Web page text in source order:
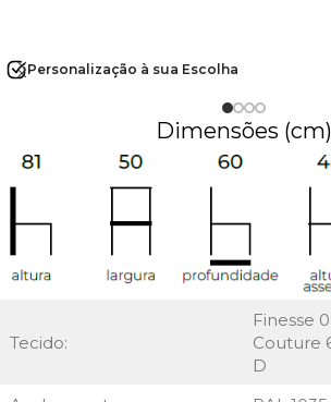
Personalização à sua Escolha
Dimensões (cm)
Tecido:
Finesse
Couture
D